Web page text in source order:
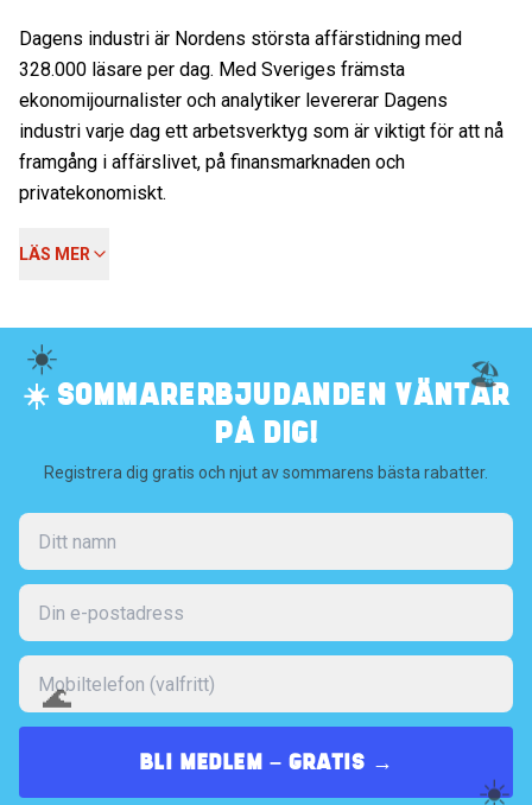
Dagens industri är Nordens största affärstidning med
328.000 läsare per dag. Med Sveriges främsta
ekonomijournalister och analytiker levererar Dagens
industri varje dag ett arbetsverktyg som är viktigt för att nå
framgång i affärslivet, på finansmarknaden och
privatekonomiskt.
LÄS MER
☀️ 🏖️
🌊
☀️
☀️ SOMMARERBJUDANDEN VÄNTAR
PÅ DIG!
Registrera dig gratis och njut av sommarens bästa rabatter.
BLI MEDLEM – GRATIS →